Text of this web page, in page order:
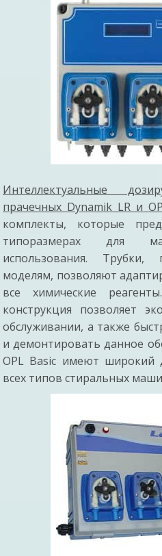
Интеллектуальные
прачечных Dynamik LR и
комплекты, которые
типоразмерах для
использования.
моделям, позволяют
все химические
конструкция позволяет
обслуживании, а также
и демонтировать данное
OPL Basic имеют широкий
всех типов стиральных